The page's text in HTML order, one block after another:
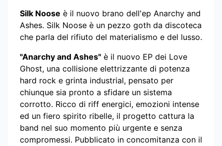
Silk Noose è il nuovo brano dell'ep Anarchy and
Ashes. Silk Noose è un pezzo goth da discoteca
che parla del rifiuto del materialismo e del lusso.
"Anarchy and Ashes" è il nuovo EP dei Love
Ghost, una collisione elettrizzante di potenza
hard rock e grinta industrial, pensato per
chiunque sia pronto a sfidare un sistema
corrotto. Ricco di riff energici, emozioni intense
ed un fiero spirito ribelle, il progetto cattura la
band nel suo momento più urgente e senza
compromessi. Pubblicato in concomitanza con il